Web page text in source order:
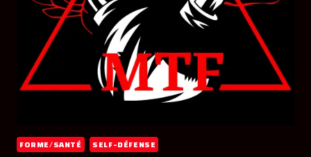
FORME/SANTÉ SELF-DÉFENSE